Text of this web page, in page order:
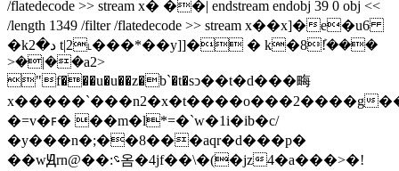
/flatedecode >> stream x� ��| endstream endobj 39 0 obj <<
/length 1349 /filter /flatedecode >> stream x��x]�e�u6
�kد�2 t|2˪���*��y]]� � k�8ܰ!���
>�|��a2>
"f���u�u��z�b`�t�sͻ��t�d���畮
x�����`���n2�x�t����o���2����g
�=v�ꜰ� ��m�l*=�`w�1i�ib�c/
�y���n�;��8���aqr�d���p�
��wԬrn@��:؝옴�4jf��\�(�jz4�a���>�!